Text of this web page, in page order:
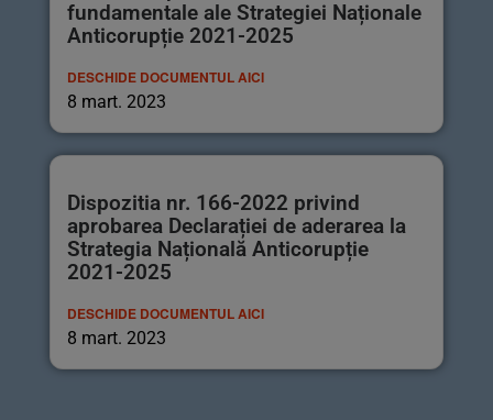
fundamentale ale Strategiei Naționale
Anticorupție 2021-2025
DESCHIDE DOCUMENTUL AICI
8 mart. 2023
Dispozitia nr. 166-2022 privind
aprobarea Declarației de aderarea la
Strategia Națională Anticorupție
2021-2025
DESCHIDE DOCUMENTUL AICI
8 mart. 2023